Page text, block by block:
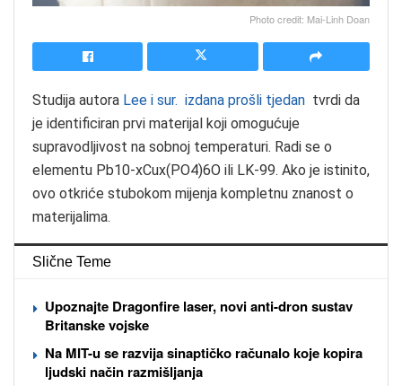
Photo credit: Mai-Linh Doan
Studija autora Lee i sur. izdana prošli tjedan tvrdi da
je identificiran prvi materijal koji omogućuje
supravodljivost na sobnoj temperaturi. Radi se o
elementu Pb10-xCux(PO4)6O ili LK-99. Ako je istinito,
ovo otkriće stubokom mijenja kompletnu znanost o
materijalima.
Slične Teme
Upoznajte Dragonfire laser, novi anti-dron sustav
Britanske vojske
Na MIT-u se razvija sinaptičko računalo koje kopira
ljudski način razmišljanja